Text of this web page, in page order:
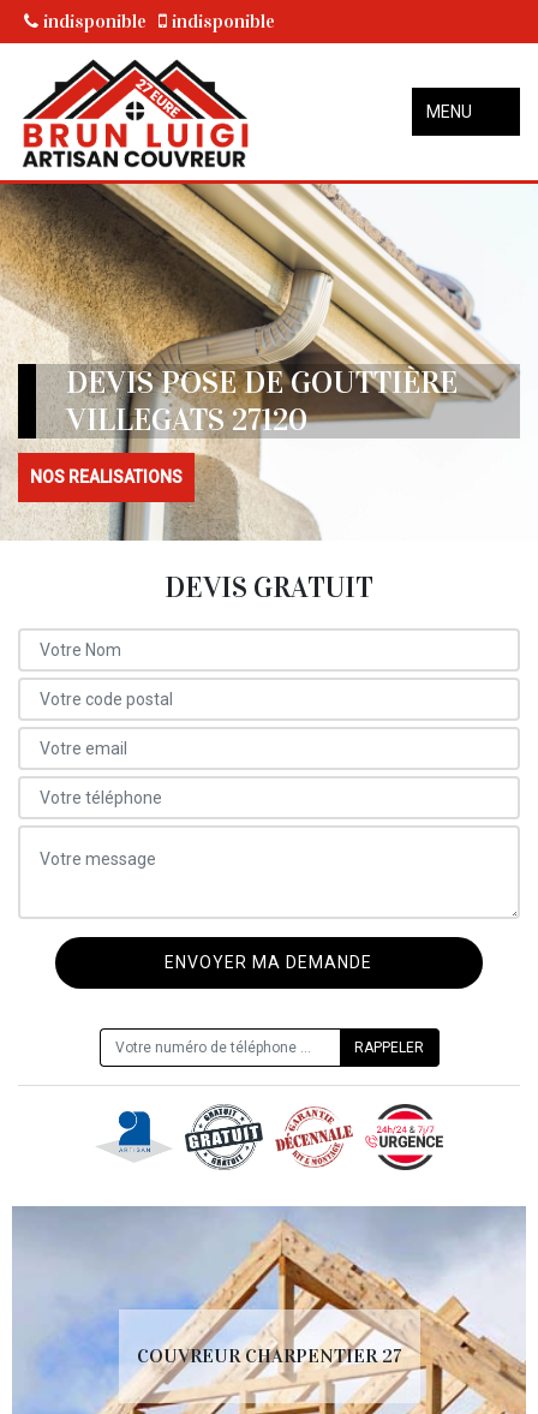
indisponible indisponible
MENU
DEVIS POSE DE GOUTTIÈRE
VILLEGATS 27120
NOS REALISATIONS
DEVIS GRATUIT
COUVREUR CHARPENTIER 27